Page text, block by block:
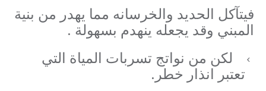
فيتآكل الحديد والخرسانه مما يهدر من بنية
المبني وقد يجعله ينهدم بسهولة .
لكن من نواتج تسربات المياة التي
تعتبر انذار خطر.